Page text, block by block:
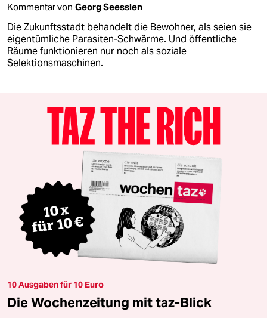
Kommentar von Georg Seesslen
Die Zukunftsstadt behandelt die Bewohner, als seien sie
eigentümliche Parasiten-Schwärme. Und öffentliche
Räume funktionieren nur noch als soziale
Selektionsmaschinen.
10 Ausgaben für 10 Euro
Die Wochenzeitung mit taz-Blick